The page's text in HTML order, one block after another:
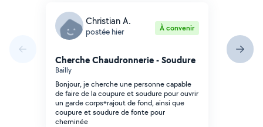
Christian A.
postée hier À convenir
Cherche Chaudronnerie - Soudure
Bailly
Bonjour, je cherche une personne capable
de faire de la coupure et soudure pour ouvrir
un garde corps+rajout de fond, ainsi que
coupure et soudure de fonte pour
cheminée